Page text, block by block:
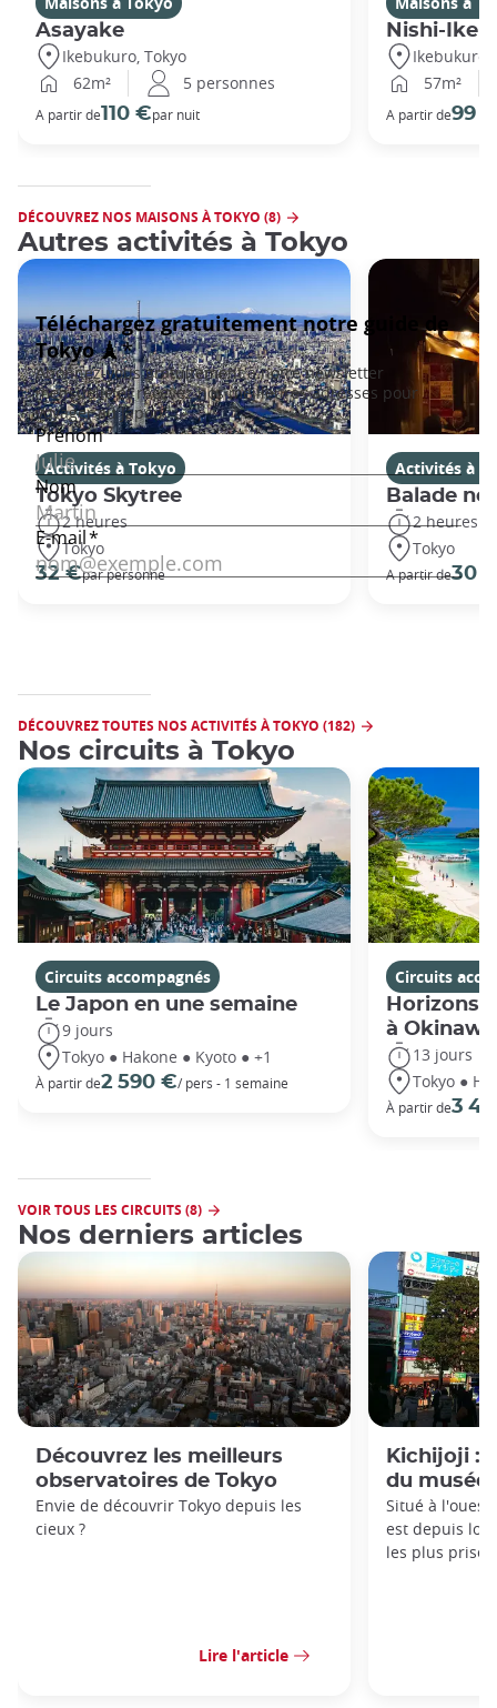
Asayake
Ikebukuro, Tokyo
62m²
5 personnes
A partir de110 €par nuit
Nishi-
Ikebukuro,
57m²
A partir de99 €
DÉCOUVREZ NOS MAISONS À TOKYO (8)
Autres activités à Tokyo
Activités à Tokyo
Tokyo Skytree
2 heures
Tokyo
32 €par personne
Activités à
Balade
2 heures
Tokyo
A partir de30
DÉCOUVREZ TOUTES NOS ACTIVITÉS À TOKYO (182)
Nos circuits à Tokyo
Circuits accompagnés
Le Japon en une semaine
9 jours
Tokyo ● Hakone ● Kyoto ● +1
À partir de2 590 €/ pers - 1 semaine
Circuits
Horizons
à Okinawa
13 jours
Tokyo ●
À partir de3
VOIR TOUS LES CIRCUITS (8)
Nos derniers articles
Découvrez les meilleurs
observatoires de Tokyo
Envie de découvrir Tokyo depuis les
cieux ?
Lire l'article
Kichijoji :
du musée
Situé à
est depuis
les plus